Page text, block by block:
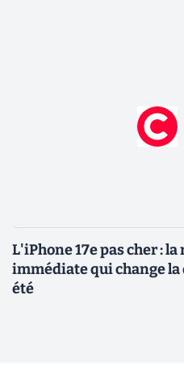
L'iPhone 17e pas cher :
immédiate qui change la
été